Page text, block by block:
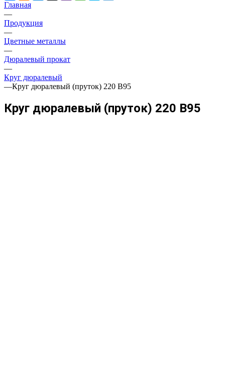
Главная
—
Продукция
—
Цветные металлы
—
Дюралевый прокат
—
Круг дюралевый
—Круг дюралевый (пруток) 220 В95
Круг дюралевый (пруток) 220 В95